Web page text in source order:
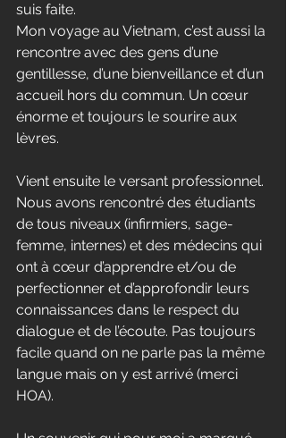
suis faite.
Mon voyage au Vietnam, c’est aussi la
rencontre avec des gens d’une
gentillesse, d’une bienveillance et d’un
accueil hors du commun. Un cœur
énorme et toujours le sourire aux
lèvres.
Vient ensuite le versant professionnel.
Nous avons rencontré des étudiants
de tous niveaux (infirmiers, sage-
femme, internes) et des médecins qui
ont à cœur d’apprendre et/ou de
perfectionner et d’approfondir leurs
connaissances dans le respect du
dialogue et de l’écoute. Pas toujours
facile quand on ne parle pas la même
langue mais on y est arrivé (merci
HOA).